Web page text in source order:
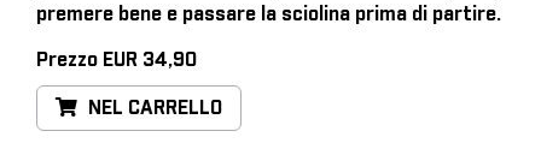
premere bene e passare la sciolina prima di partire.
Prezzo EUR 34,90
NEL CARRELLO